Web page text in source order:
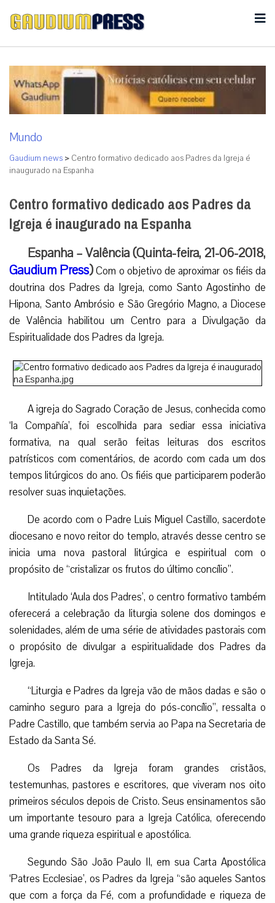
Mundo
Gaudium news > Centro formativo dedicado aos Padres da Igreja é
inaugurado na Espanha
Centro formativo dedicado aos Padres da
Igreja é inaugurado na Espanha
Espanha – Valência (Quinta-feira, 21-06-2018,
Gaudium Press)Com o objetivo de aproximar os fiéis da
doutrina dos Padres da Igreja, como Santo Agostinho de
Hipona, Santo Ambrósio e São Gregório Magno, a Diocese
de Valência habilitou um Centro para a Divulgação da
Espiritualidade dos Padres da Igreja.
A igreja do Sagrado Coração de Jesus, conhecida como
‘la Compañía’, foi escolhida para sediar essa iniciativa
formativa, na qual serão feitas leituras dos escritos
patrísticos com comentários, de acordo com cada um dos
tempos litúrgicos do ano. Os fiéis que participarem poderão
resolver suas inquietações.
De acordo com o Padre Luis Miguel Castillo, sacerdote
diocesano e novo reitor do templo, através desse centro se
inicia uma nova pastoral litúrgica e espiritual com o
propósito de “cristalizar os frutos do último concílio”.
Intitulado ‘Aula dos Padres’, o centro formativo também
oferecerá a celebração da liturgia solene dos domingos e
solenidades, além de uma série de atividades pastorais com
o propósito de divulgar a espiritualidade dos Padres da
Igreja.
“Liturgia e Padres da Igreja vão de mãos dadas e são o
caminho seguro para a Igreja do pós-concílio”, ressalta o
Padre Castillo, que também servia ao Papa na Secretaria de
Estado da Santa Sé.
Os Padres da Igreja foram grandes cristãos,
testemunhas, pastores e escritores, que viveram nos oito
primeiros séculos depois de Cristo. Seus ensinamentos são
um importante tesouro para a Igreja Católica, oferecendo
uma grande riqueza espiritual e apostólica.
Segundo São João Paulo II, em sua Carta Apostólica
‘Patres Ecclesiae’, os Padres da Igreja “são aqueles Santos
que com a força da Fé, com a profundidade e riqueza de